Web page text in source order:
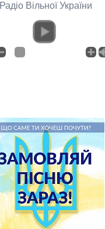
Радіо Вільної України